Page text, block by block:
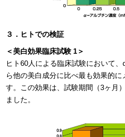
３．ヒトでの検証
＜美白効果臨床試験 1＞
ヒト60人による臨床試験において
ら他の美白成分に比べ最も効果的に
す。この効果は、試験期間（3ヶ月
ました。